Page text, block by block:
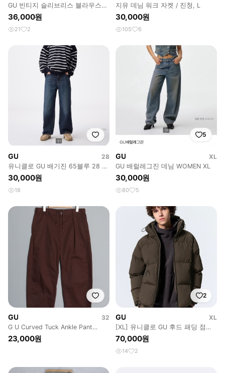
GU 빈티지 슬리브리스 블라우스
밴드 카라 셔링 디테일 화이트
k357
36,000원
21 2
지유 데님 워크 자켓 / 진청, L
30,000원
105 6
GU
28
유니클로 GU 배기진 65블루 28 데
님 청바지
30,000원
18
5
GU
XL
GU 배럴레그진 데님 WOMEN XL
30,000원
80 5
GU
32
G U Curved Tuck Ankle Pant
(32~)
23,000원
2
GU
XL
[XL] 유니클로 GU 후드 패딩 점퍼
파카 자켓 / 다크 브라운
70,000원
14 2